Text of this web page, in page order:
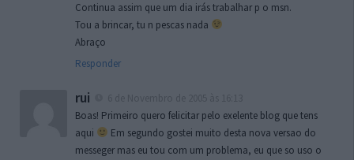
Continua assim que um dia irás trabalhar p o msn.
Tou a brincar, tu n pescas nada
Abraço
Responder
rui
Boas! Primeiro quero felicitar pelo exelente blog que tens
aqui
Em segundo gostei muito desta nova versao do
messeger mas eu tou com um problema, eu que so uso o